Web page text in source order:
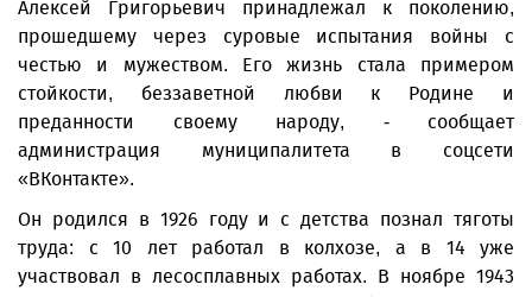
Алексей Григорьевич принадлежал к поколению,
прошедшему через суровые испытания войны с
честью и мужеством. Его жизнь стала примером
стойкости, беззаветной любви к Родине и
преданности своему народу, - сообщает
администрация муниципалитета в соцсети
«ВКонтакте».
Он родился в 1926 году и с детства познал тяготы
труда: с 10 лет работал в колхозе, а в 14 уже
участвовал в лесосплавных работах. В ноябре 1943